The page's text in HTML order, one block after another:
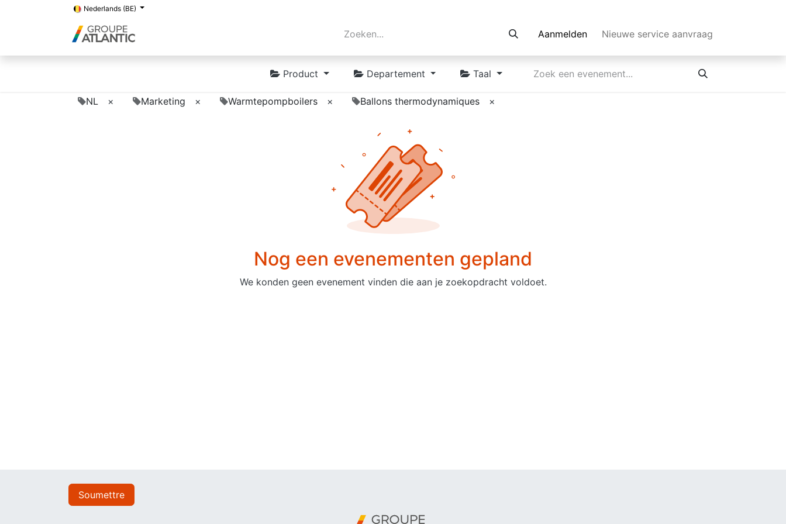
Nederlands (BE)
Aanmelden Nieuwe service aanvraag
Product Departement Taal
NL × Marketing × Warmtepompboilers × Ballons thermodynamiques ×
Nog een evenementen gepland
We konden geen evenement vinden die aan je zoekopdracht voldoet.
Soumettre